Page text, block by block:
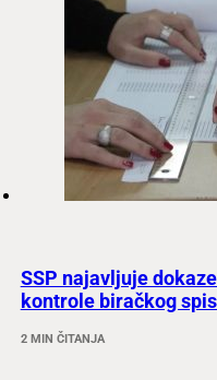
SSP najavljuje
kontrole biračkog
2 MIN ČITANJA